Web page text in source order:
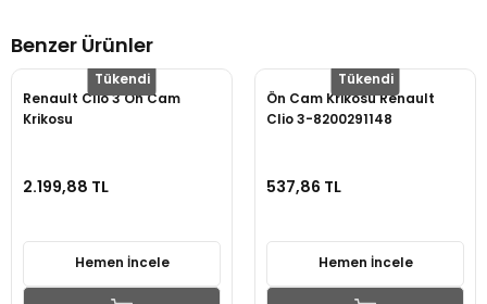
Benzer Ürünler
Tükendi
Renault Clio 3 Ön Cam
Krikosu
2.199,88 TL
Hemen İncele
Tükendi
Ön Cam Krikosu Renault
Clio 3-8200291148
537,86 TL
Hemen İncele